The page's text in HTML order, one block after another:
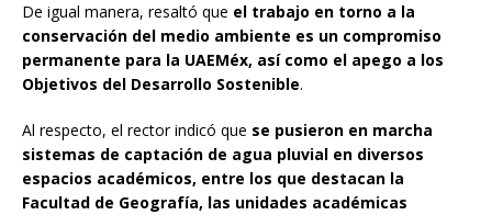
De igual manera, resaltó que el trabajo en torno a la
conservación del medio ambiente es un compromiso
permanente para la UAEMéx, así como el apego a los
Objetivos del Desarrollo Sostenible.
Al respecto, el rector indicó que se pusieron en marcha
sistemas de captación de agua pluvial en diversos
espacios académicos, entre los que destacan la
Facultad de Geografía, las unidades académicas